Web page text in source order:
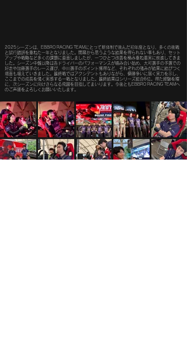
2025シーズンは、EBBRO RACING TEAMにとって新体制で挑んだ初年度となり、多くの挑戦
と試行錯誤を重ねた一年となりました。開幕から思うような結果を得られない事もあり、セット
アップや戦略など多くの課題に直面しましたが、一つひとつ改善を積み重ね着実に前進してきま
した。シーズン中盤以降は各ドライバーのパフォーマンスが噛み合い始め、大可選手の予選での
好走や加藤選手のレース運び、中川選手のポイント獲得など、それぞれの強みが結果に結びつく
場面も増えていきました。最終戦ではアクシデントもありながら、優勝争いに届く実力を示し、
ここまでの成長を強く実感する一戦となりました。最終結果はシリーズ総合6位。得た経験を糧
に、次シーズンに向けさらなる飛躍を目指してまいります。今後ともEBBRO RACING TEAMへ
のご声援をよろしくお願いいたします。